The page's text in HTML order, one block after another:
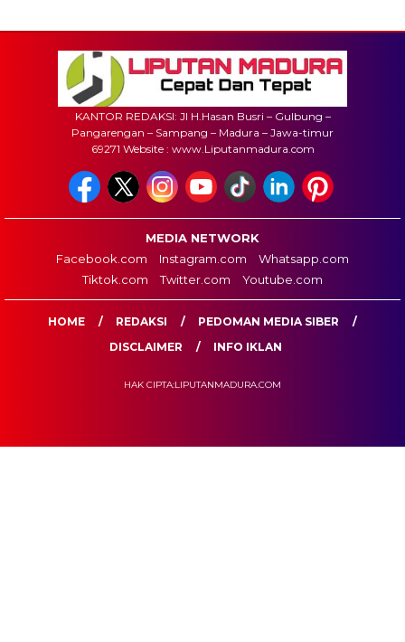
KANTOR REDAKSI: Jl H.Hasan Busri – Gulbung –
Pangarengan – Sampang – Madura – Jawa-timur
69271 Website : www.Liputanmadura.com
MEDIA NETWORK
Facebook.com
Instagram.com
Whatsapp.com
Tiktok.com
Twitter.com Youtube.com
HOME REDAKSI
PEDOMAN MEDIA SIBER
DISCLAIMER
INFO IKLAN
HAK CIPTA:LIPUTANMADURA.COM